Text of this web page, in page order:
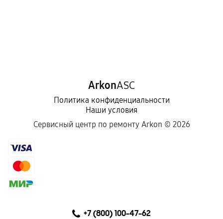
ArkonASC
Политика конфиденциальности
Наши условия
Сервисный центр по ремонту Arkon © 2026
+7 (800) 100-47-62